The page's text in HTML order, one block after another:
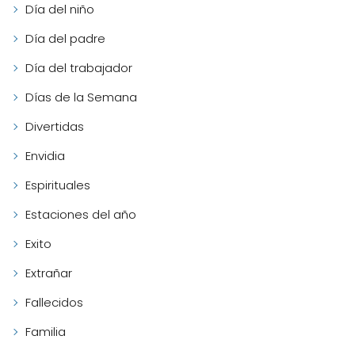
Día del niño
Día del padre
Día del trabajador
Días de la Semana
Divertidas
Envidia
Espirituales
Estaciones del año
Exito
Extrañar
Fallecidos
Familia